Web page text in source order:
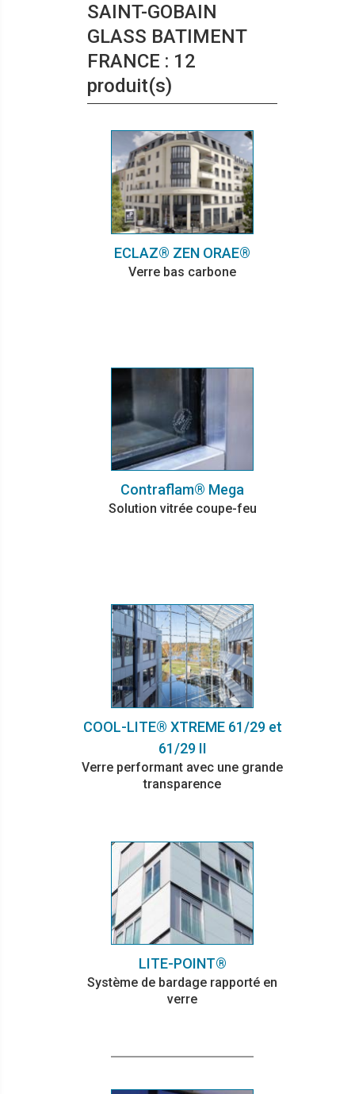
SAINT-GOBAIN
GLASS BATIMENT
FRANCE : 12
produit(s)
ECLAZ® ZEN ORAE®
Verre bas carbone
Contraflam® Mega
Solution vitrée coupe-feu
COOL-LITE® XTREME 61/29 et
61/29 II
Verre performant avec une grande
transparence
LITE-POINT®
Système de bardage rapporté en
verre